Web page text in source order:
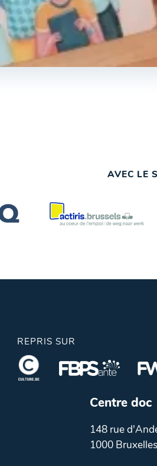
AVEC LE
REPRIS SUR
Centre doc
148 rue
1000 Bruxelles